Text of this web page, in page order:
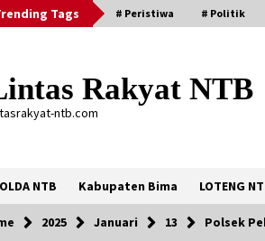
Tags # Peristiwa # Politik
Rakyat NTB
ntb.com
NTB Kabupaten Bima LOTENG
Now
2025 Januari 13 Polsek